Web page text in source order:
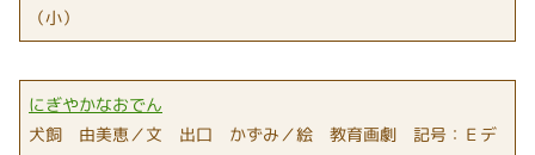
（小）
にぎやかなおでん
犬飼 由美恵／文 出口 かずみ／絵 教育画劇 記号：Ｅデ